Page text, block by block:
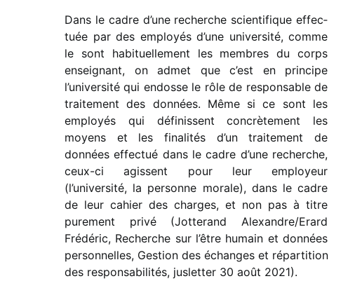
Dans le cadre d’une recherche scien­ti­fique effec­
tuée par des employés d’une univer­sité, comme
le sont habi­tuel­le­ment les membres du corps
ensei­gnant, on admet que c’est en prin­cipe
l’université qui endosse le rôle de respon­sable de
trai­te­ment des données. Même si ce sont les
employés qui défi­nissent concrè­te­ment les
moyens et les fina­li­tés d’un trai­te­ment de
données effec­tué dans le cadre d’une recherche,
ceux-ci agissent pour leur employeur
(l’université, la personne morale), dans le cadre
de leur cahier des charges, et non pas à titre
pure­ment privé (Jotterand Alexandre/​Erard
Frédéric, Recherche sur l’être humain et données
person­nelles, Gestion des échanges et répar­ti­tion
des respon­sa­bi­li­tés, juslet­ter 30 août 2021).